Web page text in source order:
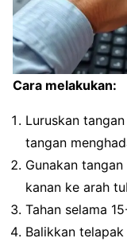
Cara melakukan:
Luruskan
tangan
Gunakan
kanan ke arah
Tahan selama
Balikkan